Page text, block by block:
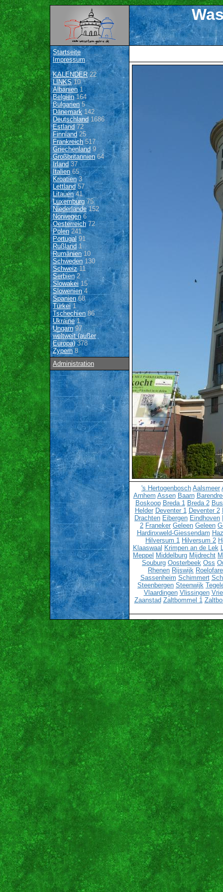
Startseite
Impressum
KALENDER22
LINKS10
Albanien1
Belgien164
Bulgarien 5
Dänemark142
Deutschland 1686
Estland 72
Finnland 25
Frankreich517
Griechenland9
Großbritannien64
Irland 37
Italien65
Kroatien3
Lettland57
Litauen41
Luxemburg 75
Niederlande152
Norwegen6
Oesterreich72
Polen 241
Portugal91
Rußland 1
Rumänien10
Schweden 130
Schweiz11
Serbien2
Slowakei15
Slowenien4
Spanien68
Türkei1
Tschechien 86
Ukraine1
Ungarn97
weltweit (außer
Europa)378
Zypern8
Administration
's Hertogenbosch Aalsmeer
Arnhem Assen Baarn
Boskoop Breda 1 Breda 2
Helder Deventer 1 Deventer 2
Drachten Eibergen Eindhoven
2 Franeker Geleen Geleen
Hardinxweld-Giessendam
Hilversum 1 Hilversum 2
Klaaswaal Krimpen an de Lek
Meppel Middelburg Mijdrecht
Souburg Oosterbeek Oss
Rhenen Rijswijk
Sassenheim Schimmert
Steenbergen Steenwijk
Vlaardingen Vlissingen
Zaanstad Zaltbommel 1